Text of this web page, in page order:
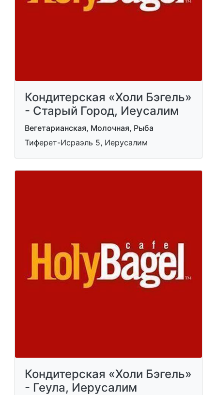
Кондитерская «Холи Бэгель»
- Старый Город, Иеусалим
Вегетарианская, Молочная, Рыба
Тиферет-Исраэль 5, Иерусалим
Кондитерская «Холи Бэгель»
- Геула, Иерусалим